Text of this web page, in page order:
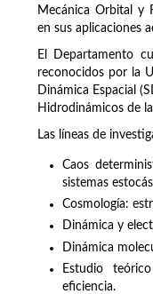
Mecánica Orbital y
en sus aplicaciones
El Departamento
reconocidos por la
Dinámica Espacial
Hidrodinámicos de la
Las líneas de
Caos
sistemas
Cosmología:
Dinámica y
Dinámica
Estudio
eficiencia.